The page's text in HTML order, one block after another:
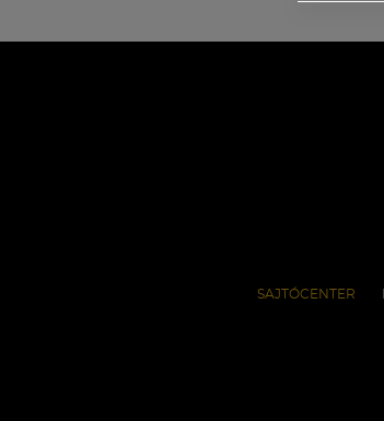
SAJTÓCENTER